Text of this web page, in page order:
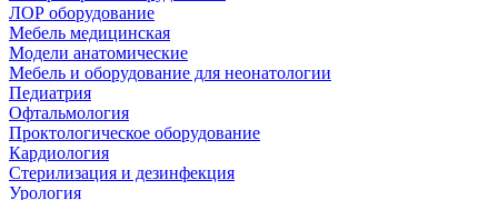
ЛОР оборудование
Мебель медицинская
Модели анатомические
Мебель и оборудование для неонатологии
Педиатрия
Офтальмология
Проктологическое оборудование
Кардиология
Стерилизация и дезинфекция
Урология